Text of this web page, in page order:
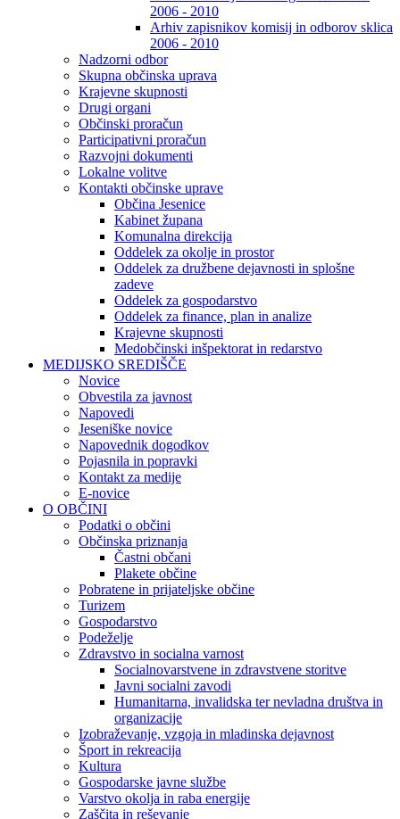
2006 - 2010
Arhiv zapisnikov komisij in odborov sklica
2006 - 2010
Nadzorni odbor
Skupna občinska uprava
Krajevne skupnosti
Drugi organi
Občinski proračun
Participativni proračun
Razvojni dokumenti
Lokalne volitve
Kontakti občinske uprave
Občina Jesenice
Kabinet župana
Komunalna direkcija
Oddelek za okolje in prostor
Oddelek za družbene dejavnosti in splošne
zadeve
Oddelek za gospodarstvo
Oddelek za finance, plan in analize
Krajevne skupnosti
Medobčinski inšpektorat in redarstvo
MEDIJSKO SREDIŠČE
Novice
Obvestila za javnost
Napovedi
Jeseniške novice
Napovednik dogodkov
Pojasnila in popravki
Kontakt za medije
E-novice
O OBČINI
Podatki o občini
Občinska priznanja
Častni občani
Plakete občine
Pobratene in prijateljske občine
Turizem
Gospodarstvo
Podeželje
Zdravstvo in socialna varnost
Socialnovarstvene in zdravstvene storitve
Javni socialni zavodi
Humanitarna, invalidska ter nevladna društva in
organizacije
Izobraževanje, vzgoja in mladinska dejavnost
Šport in rekreacija
Kultura
Gospodarske javne službe
Varstvo okolja in raba energije
Zaščita in reševanje